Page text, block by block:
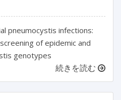
pneumocystis infections:
of epidemic and
genotypes
続きを読む